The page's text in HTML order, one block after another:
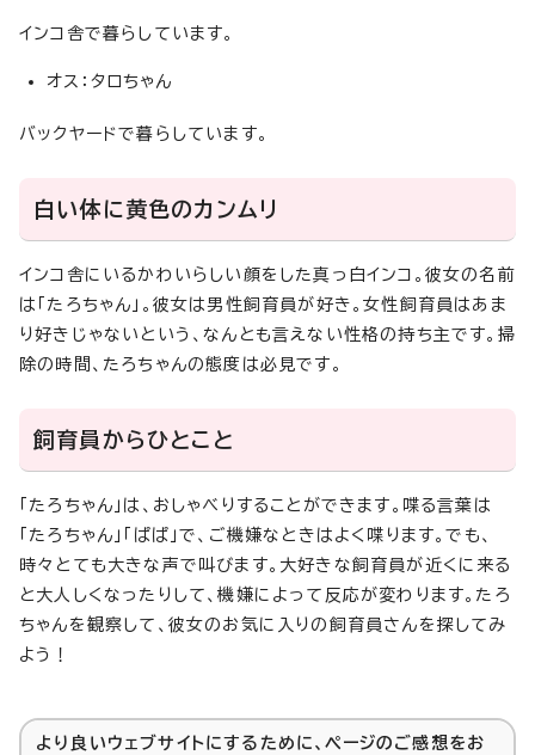
インコ舎で暮らしています。
オス：タロちゃん
バックヤードで暮らしています。
白い体に黄色のカンムリ
インコ舎にいるかわいらしい顔をした真っ白インコ。彼女の名前
は「たろちゃん」。彼女は男性飼育員が好き。女性飼育員はあま
り好きじゃないという、なんとも言えない性格の持ち主です。掃
除の時間、たろちゃんの態度は必見です。
飼育員からひとこと
「たろちゃん」は、おしゃべりすることができます。喋る言葉は
「たろちゃん」「ぱぱ」で、ご機嫌なときはよく喋ります。でも、
時々とても大きな声で叫びます。大好きな飼育員が近くに来る
と大人しくなったりして、機嫌によって反応が変わります。たろ
ちゃんを観察して、彼女のお気に入りの飼育員さんを探してみ
よう！
より良いウェブサイトにするために、ページのご感想をお